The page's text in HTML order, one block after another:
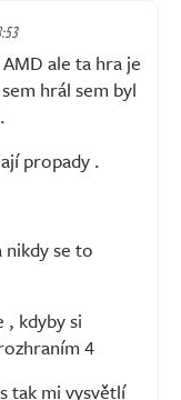
ale ta hra je
hrál sem byl
propady .
se to
, kdyby si
4
tak mi vysvětlí